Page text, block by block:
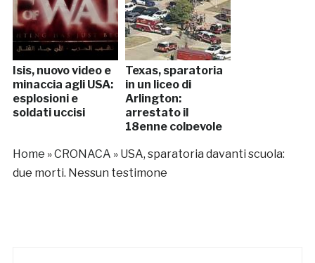
Isis, nuovo video e
minaccia agli USA:
esplosioni e
soldati uccisi
Texas, sparatoria
in un liceo di
Arlington:
arrestato il
18enne colpevole
Home »CRONACA » USA, sparatoria davanti scuola:
due morti. Nessun testimone